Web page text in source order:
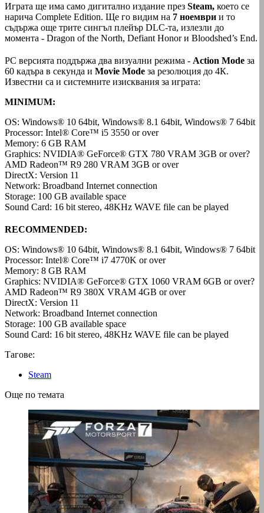
Играта ще има само дигитално издание през Steam, което се
нарича Complete Edition. Ще го видим на 7 ноември и то
съдържа още трите сингъл плейър DLC-та, излезли до
момента - Dragon of the North, Defiant Honor и Bloodshed’s End.
РС версията поддържа два визуални режима - Action Mode за
60 кадъра в секунда и Movie Mode за резолюция до 4К.
Известни са и системните изисквания за играта:
MINIMUM:
OS: Windows® 10 64bit, Windows® 8.1 64bit, Windows® 7 64bit
Processor: Intel® Core™ i5 3550 or over
Memory: 6 GB RAM
Graphics: NVIDIA® GeForce® GTX 780 VRAM 3GB or over?
AMD Radeon™ R9 280 VRAM 3GB or over
DirectX: Version 11
Network: Broadband Internet connection
Storage: 100 GB available space
Sound Card: 16 bit stereo, 48KHz WAVE file can be played
RECOMMENDED:
OS: Windows® 10 64bit, Windows® 8.1 64bit, Windows® 7 64bit
Processor: Intel® Core™ i7 4770K or over
Memory: 8 GB RAM
Graphics: NVIDIA® GeForce® GTX 1060 VRAM 6GB or over?
AMD Radeon™ R9 380X VRAM 4GB or over
DirectX: Version 11
Network: Broadband Internet connection
Storage: 100 GB available space
Sound Card: 16 bit stereo, 48KHz WAVE file can be played
Тагове:
Steam
Още по темата